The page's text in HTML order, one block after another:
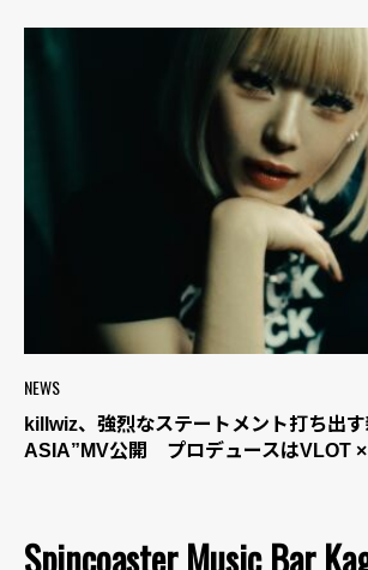
NEWS
killwiz、強烈なステートメント打ち出
ASIA”MV公開 プロデュースはVLOT
Spincoaster Music Bar